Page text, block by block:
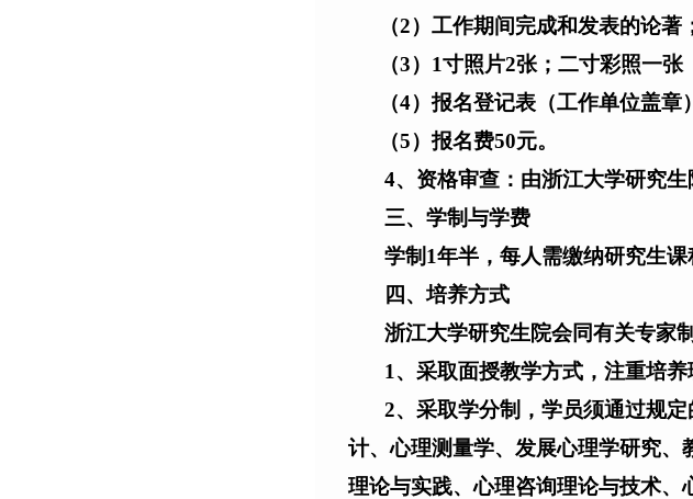
（2）工作期间完成和发表的论著
（3）1寸照片2张；二寸彩照一张
（4）报名登记表（工作单位盖章
（5）报名费50元。
4、资格审查：由浙江大学研究生
三、学制与学费
学制1年半，每人需缴纳研究生课
四、培养方式
浙江大学研究生院会同有关专家
1 、采取面授教学方式，注重培
2、采取学分制，学员须通过规
计、心理测量学、发展心理学研究
理论与实践、心理咨询理论与技术、